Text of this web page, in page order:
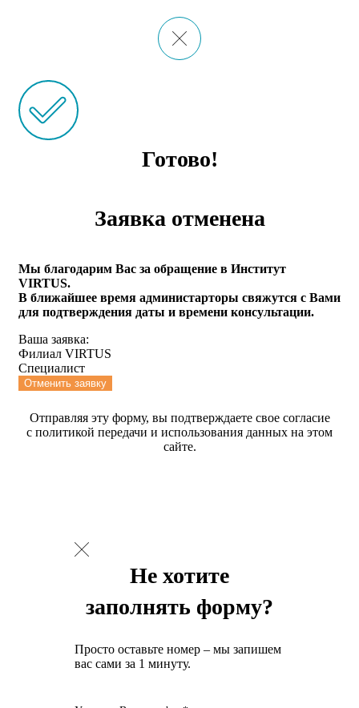
Готово!
Заявка отменена
Мы благодарим Вас за обращение в Институт
VIRTUS.
В ближайшее время администарторы свяжутся с Вами
для подтверждения даты и времени консультации.
Ваша заявка:
Филиал VIRTUS
Специалист
Отменить заявку
Отправляя эту форму, вы подтверждаете свое согласие
с политикой передачи и использования данных на этом
сайте.
Не хотите
заполнять форму?
Просто оставьте номер – мы запишем
вас сами за 1 минуту.